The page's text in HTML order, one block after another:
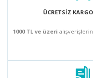
ÜCRETSİZ
1000 TL ve üzeri